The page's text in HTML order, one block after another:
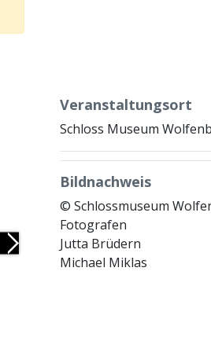
Next
Veranstaltungsort
Schloss Museum
Bildnachweis
© Schlossmuseum
Fotografen
Jutta Brüdern
Michael Miklas